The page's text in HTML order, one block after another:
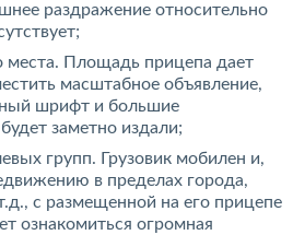
раздражение относительно
места. Площадь прицепа дает
масштабное объявление,
шрифт и большие
заметно издали;
групп. Грузовик мобилен и,
в пределах города,
с размещенной на его прицепе
ознакомиться огромная